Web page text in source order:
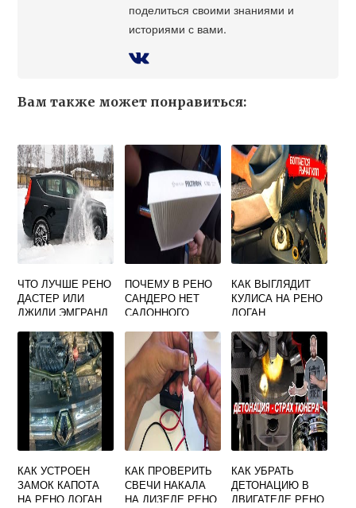
поделиться своими знаниями и
историями с вами.
Вам также может понравиться:
ЧТО ЛУЧШЕ РЕНО
ДАСТЕР ИЛИ
ДЖИЛИ ЭМГРАНД
ПОЧЕМУ В РЕНО
САНДЕРО НЕТ
САЛОННОГО
КАК ВЫГЛЯДИТ
КУЛИСА НА РЕНО
ЛОГАН
КАК УСТРОЕН
ЗАМОК КАПОТА
НА РЕНО ЛОГАН
КАК ПРОВЕРИТЬ
СВЕЧИ НАКАЛА
НА ДИЗЕЛЕ РЕНО
КАК УБРАТЬ
ДЕТОНАЦИЮ В
ДВИГАТЕЛЕ РЕНО